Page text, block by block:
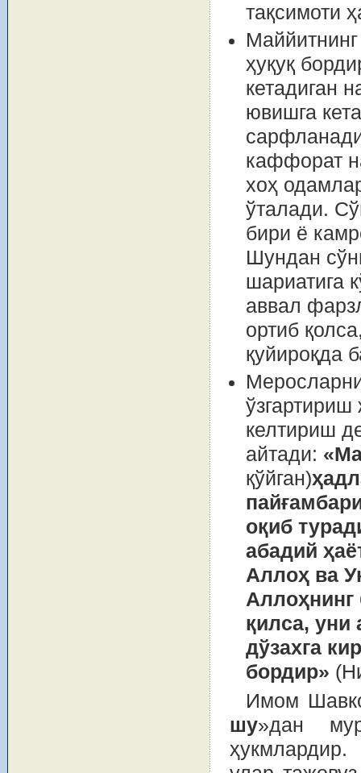
тақсимоти
ҳуқуқ
кетадиган
ювишга
каффорат
хоҳ
ўталади.
бири ё
Шундан
шариатига
аввал
ортиб
қуйироқда
келтириш
айтади:
қўйган)
оқиб
абадий
Аллоҳ ва
Аллоҳнинг
қилса, уни
дўзахга
бордир»
Имом
шу»дан